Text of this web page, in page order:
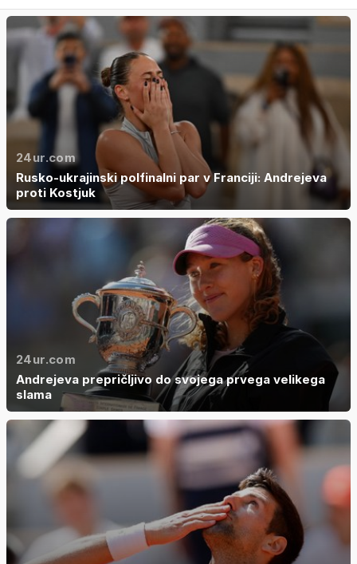
24ur.com
Rusko-ukrajinski polfinalni par v Franciji: Andrejeva
proti Kostjuk
24ur.com
Andrejeva prepričljivo do svojega prvega velikega
slama